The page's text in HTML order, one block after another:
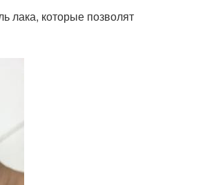
лака, которые позволят